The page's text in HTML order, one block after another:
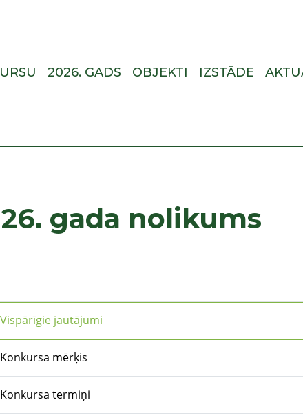
2026. GADS OBJEKTI IZSTĀDE
gada nolikums
jautājumi
mērķis
termiņi